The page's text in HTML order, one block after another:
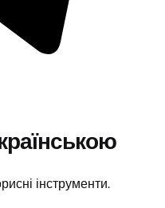
інструменти.